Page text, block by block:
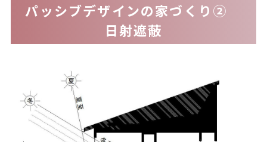
パッシブデザインの家づくり②
日射遮蔽